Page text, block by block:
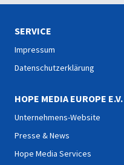
Annahme und Erneuerung
SERVICE
Impressum
Datenschutzerklärung
HOPE MEDIA EUROPE E.V.
Unternehmens-Website
Presse & News
Hope Media Services